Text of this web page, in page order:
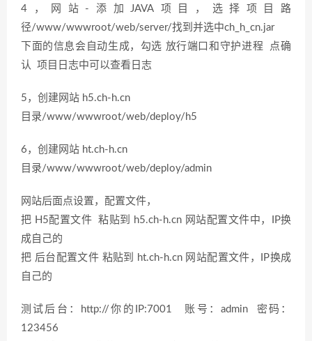
4，网站-添加JAVA项目，选择项目路
径/www/wwwroot/web/server/找到并选中ch_h_cn.jar
下面的信息会自动生成，勾选 放行端口和守护进程 点确
认 项目日志中可以查看日志
5，创建网站 h5.ch-h.cn
目录/www/wwwroot/web/deploy/h5
6，创建网站 ht.ch-h.cn
目录/www/wwwroot/web/deploy/admin
网站后面点设置，配置文件，
把 H5配置文件 粘贴到 h5.ch-h.cn 网站配置文件中，IP换
成自己的
把 后台配置文件 粘贴到 ht.ch-h.cn 网站配置文件，IP换成
自己的
测试后台：http://你的IP:7001 账号：admin 密码：
123456